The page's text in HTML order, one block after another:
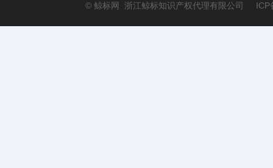
© 鲸标网 浙江鲸标知识产权代理有限公司 ICP